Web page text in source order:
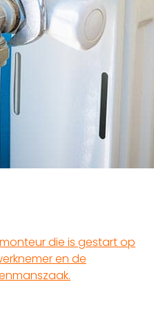
die is gestart op
en de